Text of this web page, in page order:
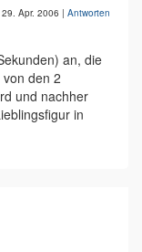
29. Apr. 2006 | Antworten
an, die
den 2
und nachher
in